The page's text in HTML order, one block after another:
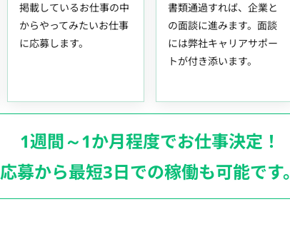
掲載しているお仕事の中
からやってみたいお仕事
に応募します。
書類通過すれば、企業と
の面談に進みます。面談
には弊社キャリアサポー
トが付き添います。
1週間～1か月程度でお仕事決定！
応募から最短3日での稼働も可能です。